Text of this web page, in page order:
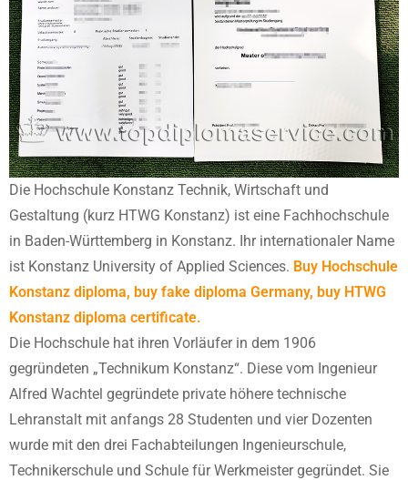
Die Hochschule Konstanz Technik, Wirtschaft und
Gestaltung (kurz HTWG Konstanz) ist eine Fachhochschule
in Baden-Württemberg in Konstanz. Ihr internationaler Name
ist Konstanz University of Applied Sciences. Buy Hochschule
Konstanz diploma, buy fake diploma Germany, buy HTWG
Konstanz diploma certificate.
Die Hochschule hat ihren Vorläufer in dem 1906
gegründeten „Technikum Konstanz“. Diese vom Ingenieur
Alfred Wachtel gegründete private höhere technische
Lehranstalt mit anfangs 28 Studenten und vier Dozenten
wurde mit den drei Fachabteilungen Ingenieurschule,
Technikerschule und Schule für Werkmeister gegründet. Sie